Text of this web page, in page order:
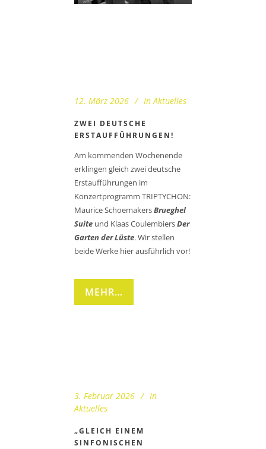
12. März 2026 In Aktuelles
ZWEI DEUTSCHE
ERSTAUFFÜHRUNGEN!
Am kommenden Wochenende
erklingen gleich zwei deutsche
Erstaufführungen im
Konzertprogramm TRIPTYCHON:
Maurice SchoemakersBrueghel
Suite und Klaas CoulembiersDer
Garten der Lüste. Wir stellen
beide Werke hier ausführlich vor!
MEHR…
3. Februar 2026
In
Aktuelles
„GLEICH EINEM
SINFONISCHEN